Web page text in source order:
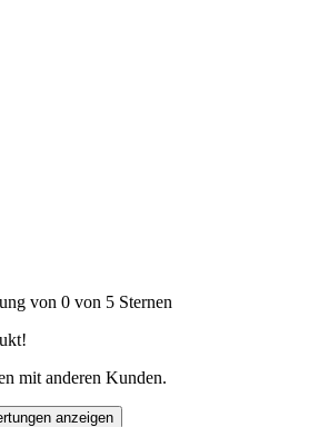
von 0 von 5 Sternen
mit anderen Kunden.
anzeigen